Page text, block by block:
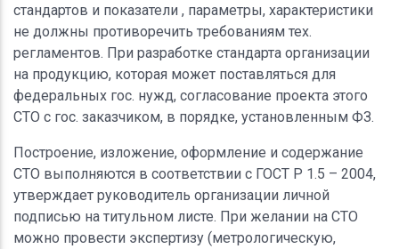
стандартов и показатели , параметры, характеристики
не должны противоречить требованиям тех.
регламентов. При разработке стандарта организации
на продукцию, которая может поставляться для
федеральных гос. нужд, согласование проекта этого
СТО с гос. заказчиком, в порядке, установленным ФЗ.
Построение, изложение, оформление и содержание
СТО выполняются в соответствии с ГОСТ Р 1.5 – 2004,
утверждает руководитель организации личной
подписью на титульном листе. При желании на СТО
можно провести экспертизу (метрологическую,